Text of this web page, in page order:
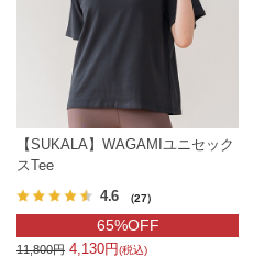
【SUKALA】WAGAMIユニセック
スTee
4.6 （27）
65%OFF
11,800円 4,130円(税込)